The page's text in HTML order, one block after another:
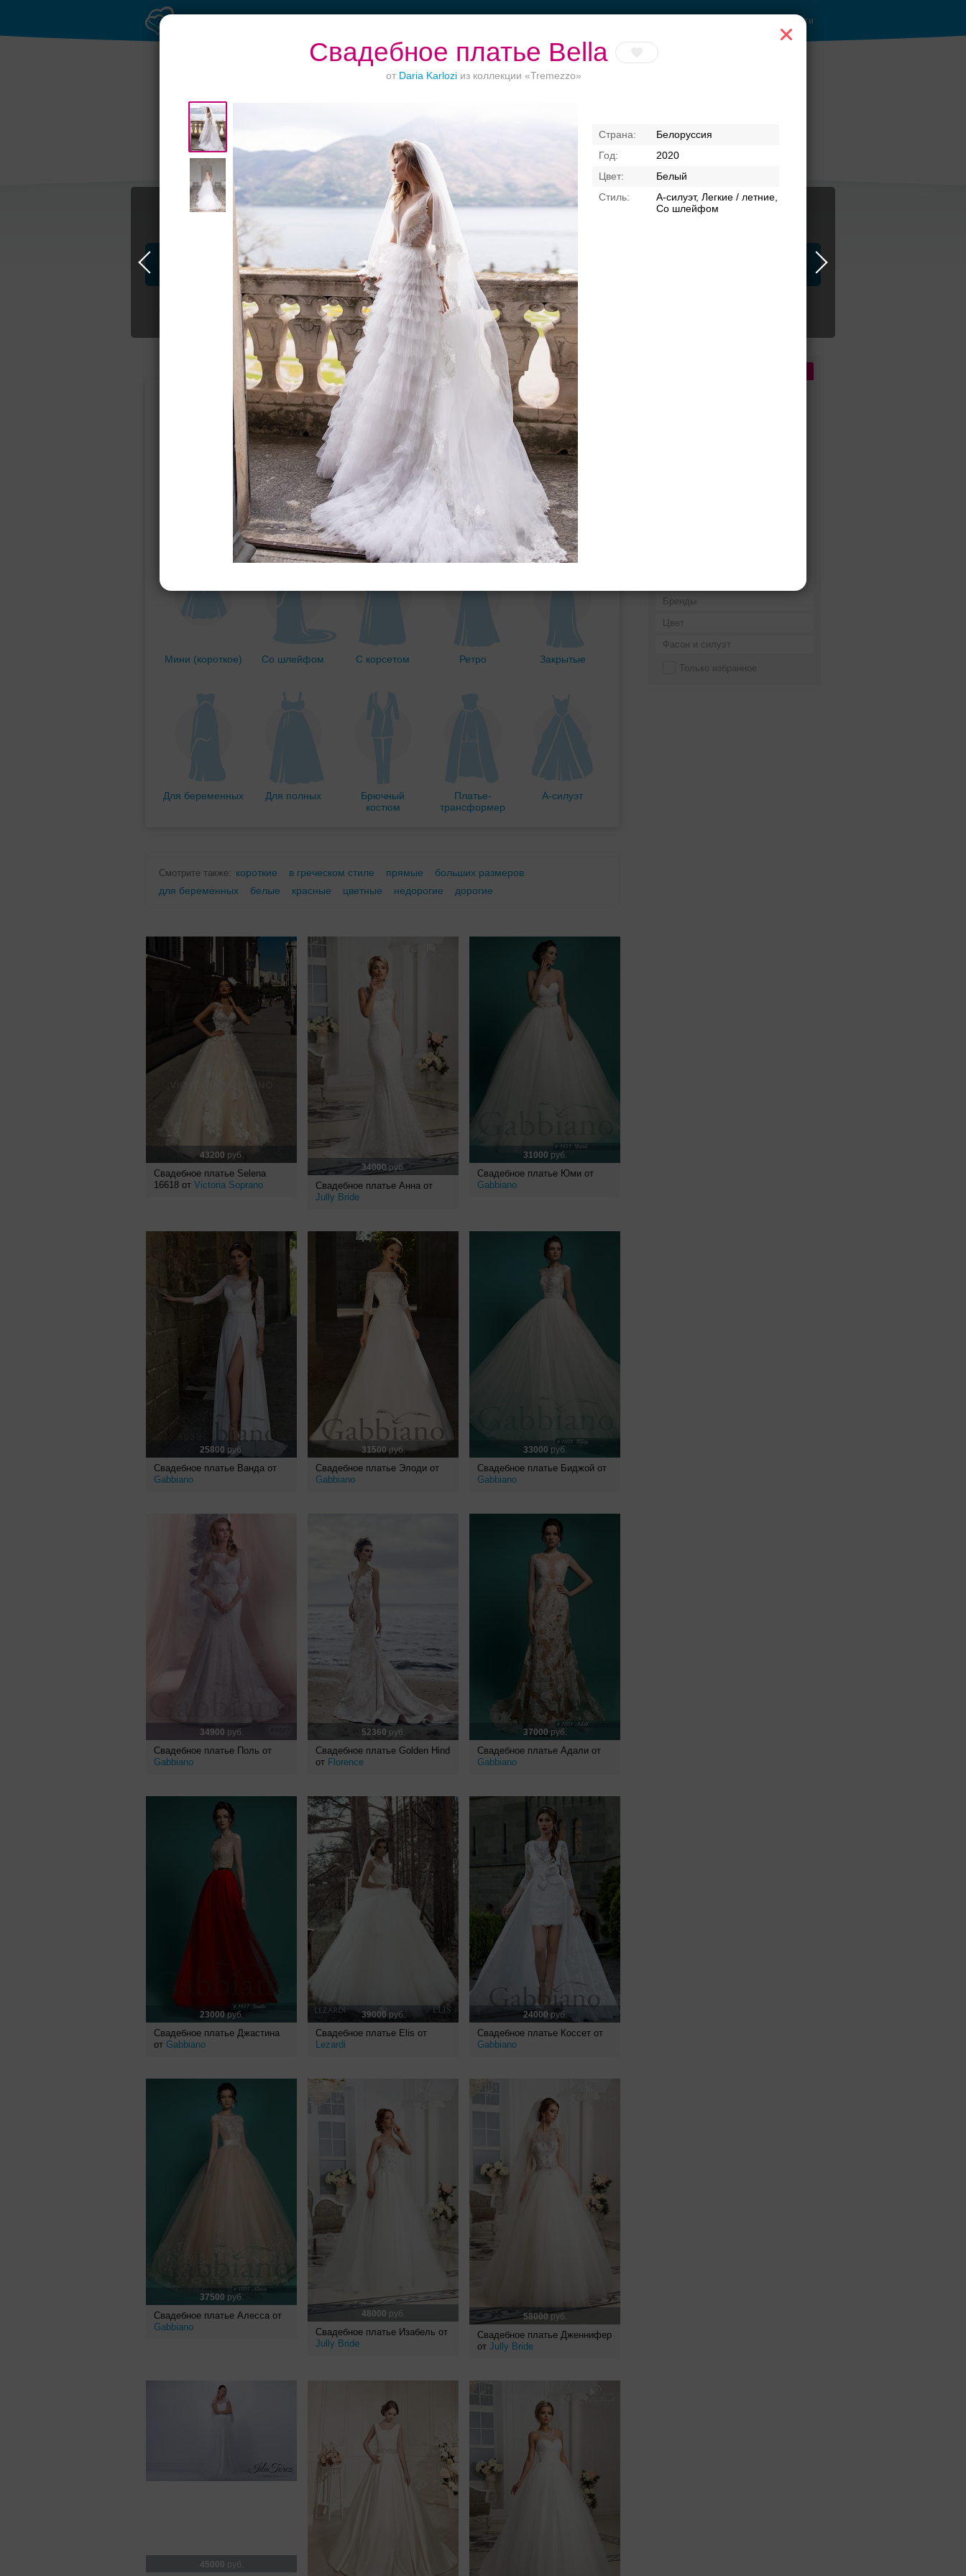
Свадебное платье Bella
от Daria Karlozi из коллекции «Tremezzo»
Белоруссия
2020
Белый
А-силуэт, Легкие / летние,
Со шлейфом
Войти
Банкетные залы до
городом
торжество в центре
верандами
Профессионалы и услуги Свадебные платья Банкет Транспорт
Бренды
Цвет
Фасон и силуэт
Только избранное
Свадебные платья
Подбор свадебного платья
По стилю
Прямое Русалка Принцесса Бальное
Мини (короткое) Со шлейфом С корсетом Ретро Закрытые
Для беременных Для полных
Брючный
костюм
Платье-
трансформер
А-силуэт
Смотрите также: короткие в греческом стиле прямые
больших размеров
для беременных
белые красные цветные недорогие дорогие
43200 руб.
Свадебное платье Selena
16618 от Victoria Soprano
34000 руб.
Свадебное платье Анна от
Jully Bride
31000 руб.
Свадебное платье Юми от
Gabbiano
25800 руб.
Свадебное платье Ванда от
Gabbiano
31500руб.
Свадебное платье Элоди от
Gabbiano
33000 руб.
Свадебное платье Биджой от
Gabbiano
34900 руб.
Свадебное платье Поль от
Gabbiano
52360 руб.
Свадебное платье Golden Hind
от Florence
37000руб.
Свадебное платье Адали от
Gabbiano
23000руб.
Свадебное платье Джастина
от Gabbiano
39000 руб.
Свадебное платье Elis от
Lezardi
24000руб.
Свадебное платье Коссет от
Gabbiano
37500 руб.
Свадебное платье Алесса от
Gabbiano
48000 руб.
Свадебное платье Изабель от
Jully Bride
58000руб.
Свадебное платье Дженнифер
от Jully Bride
45000 руб.